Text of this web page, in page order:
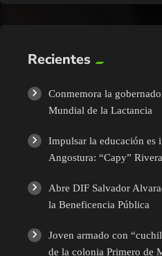
Recientes
Conmemora la
Mundial de la Lactancia
Impulsar la educación es
Angostura: “Capy” Rivera
Abre DIF Salvador
la Beneficencia Pública
Joven armado con
de la colonia Primero de